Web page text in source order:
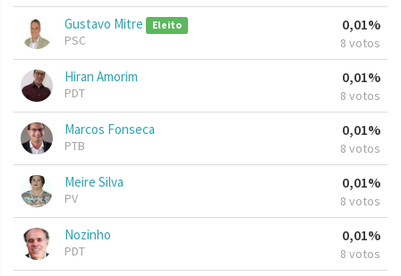
Gustavo Mitre Eleito
PSC
0,01%
8 votos
Hiran Amorim
PDT
0,01%
8 votos
Marcos Fonseca
PTB
0,01%
8 votos
Meire Silva
PV
0,01%
8 votos
Nozinho
PDT
0,01%
8 votos